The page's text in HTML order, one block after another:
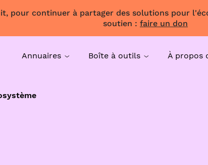
pour continuer à partager des solutions pour
soutien : faire un don
Annuaires Boîte à outils À propos